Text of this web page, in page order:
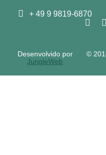
+ 49 9 9819-6870
©
Desenvolvido por
JungleWeb